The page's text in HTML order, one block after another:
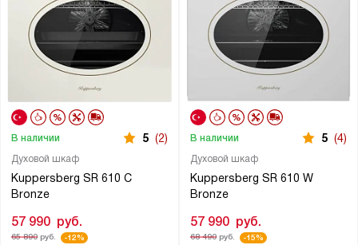
Духовой шкаф
Kuppersberg SR 610 C
Bronze
В наличии 5 (2)
57 990 руб.
65 890руб. -12%
Духовой шкаф
Kuppersberg SR 610 W
Bronze
В наличии 5 (4)
57 990 руб.
68 490руб. -15%